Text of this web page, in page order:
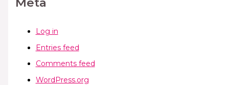
Log in
Entries feed
Comments feed
WordPress.org